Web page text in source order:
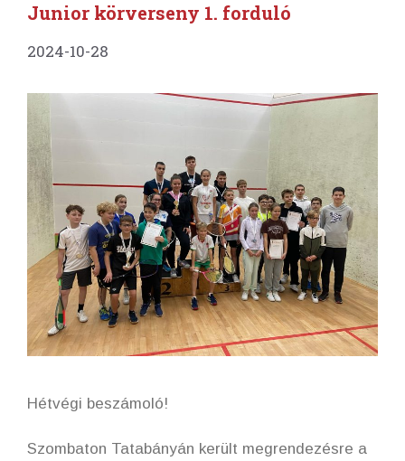
Junior körverseny 1. forduló
2024-10-28
Hétvégi beszámoló!
Szombaton Tatabányán került megrendezésre a